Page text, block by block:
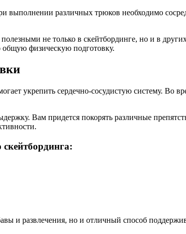
выполнении различных трюков необходимо
не только в скейтбординге, но и в
физическую подготовку.
укрепить сердечно-сосудистую систему. Во
Вам придется покорять различные
и развлечения, но и отличный способ